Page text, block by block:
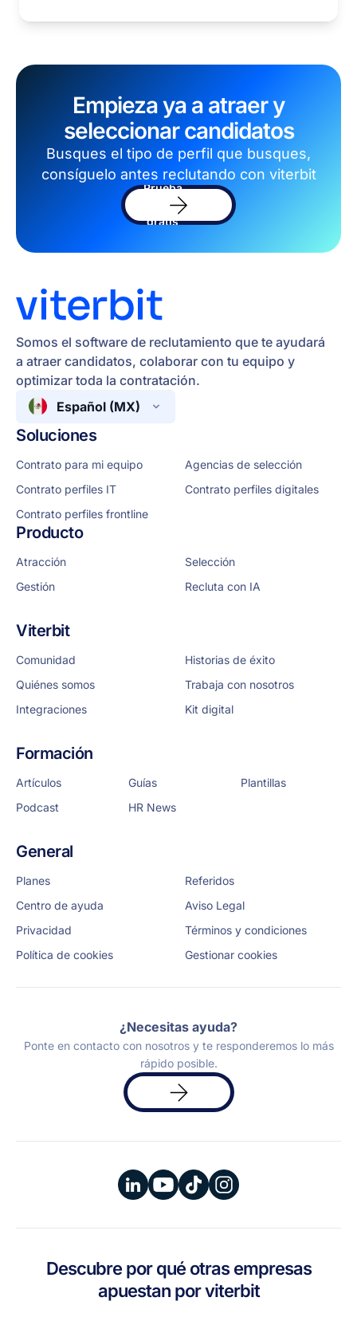
Empieza ya a atraer y
seleccionar candidatos
Busques el tipo de perfil que busques,
consíguelo antes reclutando con viterbit
Prueba
sofware
gratis
Somos el software de reclutamiento que te ayudará
a atraer candidatos, colaborar con tu equipo y
optimizar toda la contratación.
Español (MX)
Soluciones
Contrato para mi equipo
Agencias de selección
Contrato perfiles IT
Contrato perfiles digitales
Contrato perfiles frontline
Producto
Atracción
Selección
Gestión
Recluta con IA
Viterbit
Comunidad
Historias de éxito
Quiénes somos
Trabaja con nosotros
Integraciones
Kit digital
Formación
Artículos Guías
Plantillas
Podcast
HR News
General
Planes
Referidos
Centro de ayuda
Aviso Legal
Privacidad
Términos y condiciones
Política de cookies
Gestionar cookies
¿Necesitas ayuda?
Ponte en contacto con nosotros y te responderemos lo más
rápido posible.
Solicita
una
demo
Descubre por qué otras empresas
apuestan por viterbit